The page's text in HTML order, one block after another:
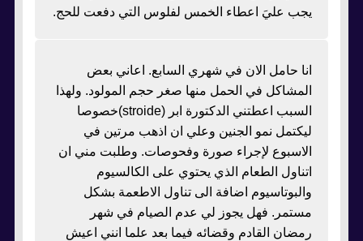
يجب عليَ اعطاء الخمس لفلوس التي دفعت للحج.
انا حامل الان في شهري السابع. اعاني بعض
المشاكل في الحمل منها صغر حجم المولود. ولهذا
السبب اعطتني الدكتورة ابر (stroide)خصوصا
ليكتمل نمو الجنين وعلي ان اذهب مرتين في
الاسبوع لإجراء صورة وفحوصات. وطلبت مني ان
اتناول الطعام الذي يحتوي على الكالسيوم
والبوتاسيوم اضافة الى تناول الاطعمة بشكل
مستمر. فهل يجوز لي عدم الصيام في شهر
رمضان القادم وقضائه فيما بعد علما انني اعيش